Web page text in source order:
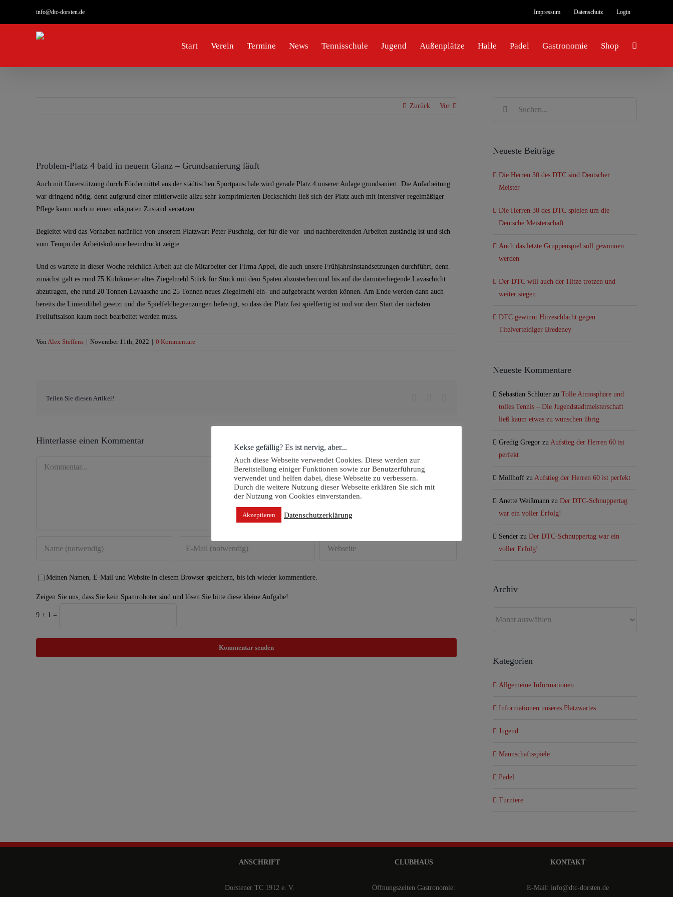
info@dtc-dorsten.de Impressum Datenschutz Login
Start Verein Termine News Tennisschule Jugend Außenplätze Halle Padel Gastronomie Shop
Zurück Vor
grösseres
Problem-Platz 4 bald in neuem Glanz – Grundsanierung läuft
Auch mit Unterstützung durch Fördermittel aus der städtischen Sportpauschale wird gerade Platz 4 unserer Anlage grundsaniert. Die Aufarbeitung
war dringend nötig, denn aufgrund einer mittlerweile allzu sehr komprimierten Deckschicht ließ sich der Platz auch mit intensiver regelmäßiger
Pflege kaum noch in einen adäquaten Zustand versetzen.
Begleitet wird das Vorhaben natürlich von unserem Platzwart Peter Puschnig, der für die vor- und nachbereitenden Arbeiten zuständig ist und sich
vom Tempo der Arbeitskolonne beeindruckt zeigte.
Und es wartete in dieser Woche reichlich Arbeit auf die Mitarbeiter der Firma Appel, die auch unsere Frühjahrsinstandsetzungen durchführt, denn
zunächst galt es rund 75 Kubikmeter altes Ziegelmehl Stück für Stück mit dem Spaten abzustechen und bis auf die darunterliegende Lavaschicht
abzutragen, ehe rund 20 Tonnen Lavaasche und 25 Tonnen neues Ziegelmehl ein- und aufgebracht werden können. Am Ende werden dann auch
bereits die Liniendübel gesetzt und die Spielfeldbegrenzungen befestigt, so dass der Platz fast spielfertig ist und vor dem Start der nächsten
Freiluftsaison kaum noch bearbeitet werden muss.
Von Alex Steffens | November 11th, 2022 | 0 Kommentare
Teilen Sie diesen Artikel!
Hinterlasse einen Kommentar
Meinen Namen, E-Mail und Website in diesem Browser speichern, bis ich wieder kommentiere.
Zeigen Sie uns, dass Sie kein Spamroboter sind und lösen Sie bitte diese kleine Aufgabe!
9 + 1 =
Neueste Beiträge
Die Herren 30 des DTC sind Deutscher
Meister
Die Herren 30 des DTC spielen um die
Deutsche Meisterschaft
Auch das letzte Gruppenspiel soll gewonnen
werden
Der DTC will auch der Hitze trotzen und
weiter siegen
DTC gewinnt Hitzeschlacht gegen
Titelverteidiger Bredeney
Neueste Kommentare
Sebastian Schlüter zu Tolle Atmosphäre und
tolles Tennis – Die Jugendstadtmeisterschaft
ließ kaum etwas zu wünschen übrig
Gredig Gregor zu Aufstieg der Herren 60 ist
perfekt
Möllhoff zu Aufstieg der Herren 60 ist perfekt
Anette Weißmann zu Der DTC-Schnuppertag
war ein voller Erfolg!
Sender zu Der DTC-Schnuppertag war ein
voller Erfolg!
Archiv
Kategorien
Allgemeine Informationen
Informationen unseres Platzwartes
Jugend
Mannschaftsspiele
Padel
Turniere
ANSCHRIFT
Dorstener TC 1912 e. V.
CLUBHAUS
Öffnungszeiten Gastronomie:
KONTAKT
E-Mail: info@dtc-dorsten.de
Kekse gefällig? Es ist nervig, aber...
Auch diese Webseite verwendet Cookies. Diese werden zur
Bereitstellung einiger Funktionen sowie zur Benutzerführung
verwendet und helfen dabei, diese Webseite zu verbessern.
Durch die weitere Nutzung dieser Webseite erklären Sie sich mit
der Nutzung von Cookies einverstanden.
Akzeptieren Datenschutzerklärung